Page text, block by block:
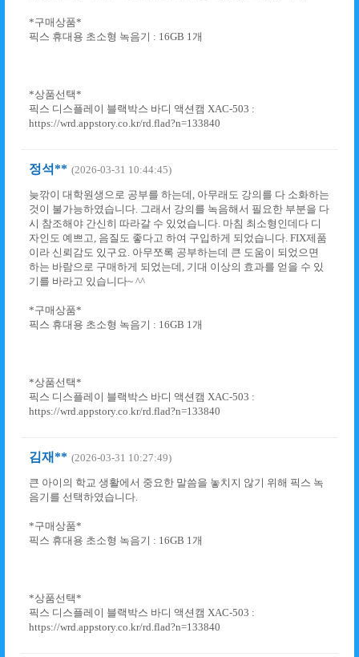
*구매상품*
픽스 휴대용 초소형 녹음기 : 16GB 1개
*상품선택*
픽스 디스플레이 블랙박스 바디 액션캠 XAC-503 :
https://wrd.appstory.co.kr/rd.flad?n=133840
정석** (2026-03-31 10:44:45)
늦깎이 대학원생으로 공부를 하는데, 아무래도 강의를 다 소화하는
것이 불가능하였습니다. 그래서 강의를 녹음해서 필요한 부분을 다
시 참조해야 간신히 따라갈 수 있었습니다. 마침 최소형인데다 디
자인도 예쁘고, 음질도 좋다고 하여 구입하게 되었습니다. FIX제품
이라 신뢰감도 있구요. 아무쪼록 공부하는데 큰 도움이 되었으면
하는 바람으로 구매하게 되었는데, 기대 이상의 효과를 얻을 수 있
기를 바라고 있습니다~ ^^
*구매상품*
픽스 휴대용 초소형 녹음기 : 16GB 1개
*상품선택*
픽스 디스플레이 블랙박스 바디 액션캠 XAC-503 :
https://wrd.appstory.co.kr/rd.flad?n=133840
김재** (2026-03-31 10:27:49)
큰 아이의 학교 생활에서 중요한 말씀을 놓치지 않기 위해 픽스 녹
음기를 선택하였습니다.
*구매상품*
픽스 휴대용 초소형 녹음기 : 16GB 1개
*상품선택*
픽스 디스플레이 블랙박스 바디 액션캠 XAC-503 :
https://wrd.appstory.co.kr/rd.flad?n=133840